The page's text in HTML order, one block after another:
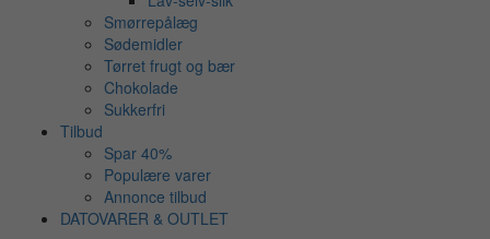
Smørrepålæg
Sødemidler
Tørret frugt og bær
Chokolade
Sukkerfri
Tilbud
Spar 40%
Populære varer
Annonce tilbud
DATOVARER & OUTLET